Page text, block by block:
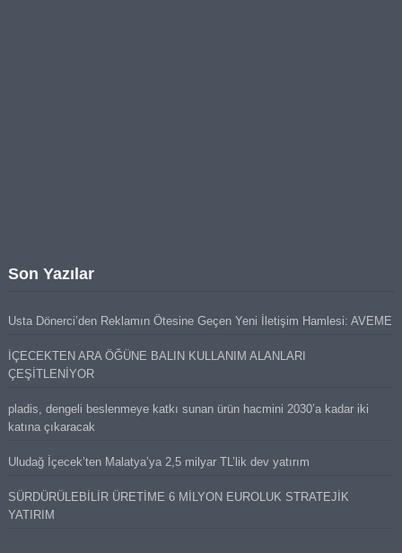
Son Yazılar
Usta Dönerci’den Reklamın Ötesine Geçen Yeni İletişim Hamlesi: AVEME
İÇECEKTEN ARA ÖĞÜNE BALIN KULLANIM ALANLARI
ÇEŞİTLENİYOR
pladis, dengeli beslenmeye katkı sunan ürün hacmini 2030’a kadar iki
katına çıkaracak
Uludağ İçecek’ten Malatya’ya 2,5 milyar TL’lik dev yatırım
SÜRDÜRÜLEBİLİR ÜRETİME 6 MİLYON EUROLUK STRATEJİK
YATIRIM